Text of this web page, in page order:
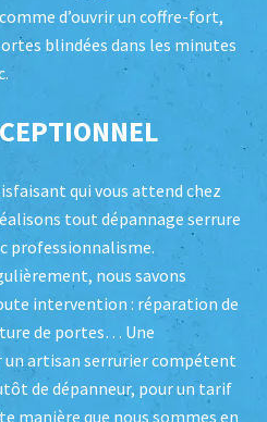
d’ouvrir un coffre-fort,
blindées dans les minutes
qui vous attend chez
tout dépannage serrure
professionnalisme.
nous savons
intervention : réparation de
de portes… Une
artisan serrurier compétent
de dépanneur, pour un tarif
manière que nous sommes en